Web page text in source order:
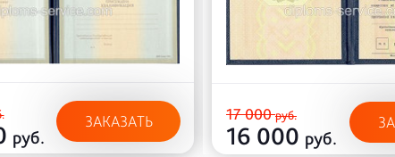
руб.
ЗАКАЗАТЬ 17 000руб.
16 000 руб.